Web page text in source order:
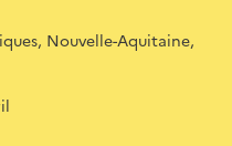
Nouvelle-Aquitaine,